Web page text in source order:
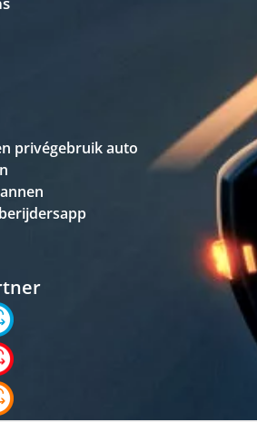
privégebruik auto